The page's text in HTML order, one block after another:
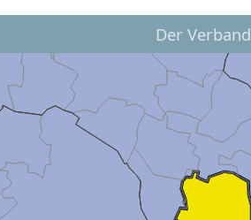
Der Verband